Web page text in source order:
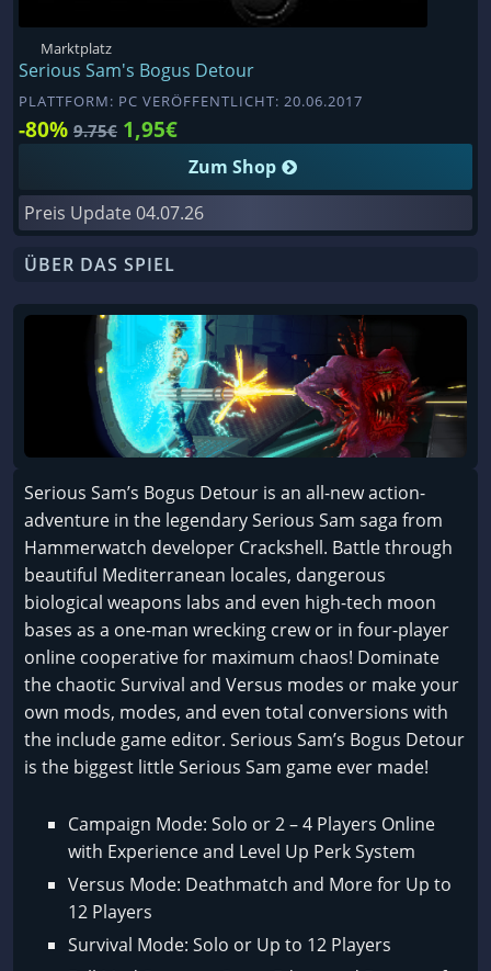
Marktplatz
Serious Sam's Bogus Detour
PLATTFORM: PC VERÖFFENTLICHT: 20.06.2017
-80% 9.75€ 1,95€
Zum Shop
Preis Update 04.07.26
ÜBER DAS SPIEL
Serious Sam’s Bogus Detour is an all-new action-
adventure in the legendary Serious Sam saga from
Hammerwatch developer Crackshell. Battle through
beautiful Mediterranean locales, dangerous
biological weapons labs and even high-tech moon
bases as a one-man wrecking crew or in four-player
online cooperative for maximum chaos! Dominate
the chaotic Survival and Versus modes or make your
own mods, modes, and even total conversions with
the include game editor. Serious Sam’s Bogus Detour
is the biggest little Serious Sam game ever made!
Campaign Mode: Solo or 2 – 4 Players Online
with Experience and Level Up Perk System
Versus Mode: Deathmatch and More for Up to
12 Players
Survival Mode: Solo or Up to 12 Players